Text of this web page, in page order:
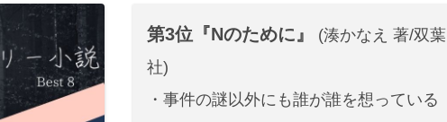
第3位『Nのために』
(湊かなえ 著/双葉
社)
・事件の謎以外にも誰が誰を想っている